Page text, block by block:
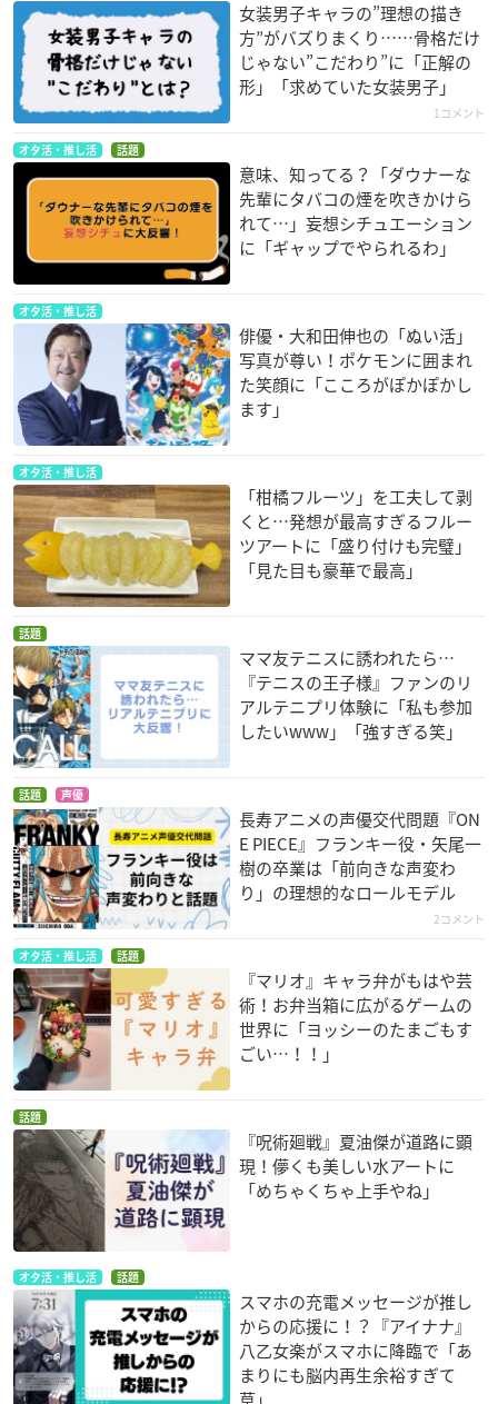
女装男子キャラの”理想の描き
方”がバズりまくり……骨格だけ
じゃない”こだわり”に「正解の
形」「求めていた女装男子」
1コメント
オタ活・推し活 話題
意味、知ってる？「ダウナーな
先輩にタバコの煙を吹きかけら
れて…」妄想シチュエーション
に「ギャップでやられるわ」
オタ活・推し活
俳優・大和田伸也の「ぬい活」
写真が尊い！ポケモンに囲まれ
た笑顔に「こころがぽかぽかし
ます」
オタ活・推し活
「柑橘フルーツ」を工夫して剥
くと…発想が最高すぎるフルー
ツアートに「盛り付けも完璧」
「見た目も豪華で最高」
話題
ママ友テニスに誘われたら…
『テニスの王子様』ファンのリ
アルテニプリ体験に「私も参加
したいwww」「強すぎる笑」
話題 声優
長寿アニメの声優交代問題『ON
E PIECE』フランキー役・矢尾一
樹の卒業は「前向きな声変わ
り」の理想的なロールモデル
2コメント
オタ活・推し活 話題
『マリオ』キャラ弁がもはや芸
術！お弁当箱に広がるゲームの
世界に「ヨッシーのたまごもす
ごい…！！」
話題
『呪術廻戦』夏油傑が道路に顕
現！儚くも美しい水アートに
「めちゃくちゃ上手やね」
オタ活・推し活 話題
スマホの充電メッセージが推し
からの応援に！？『アイナナ』
八乙女楽がスマホに降臨で「あ
まりにも脳内再生余裕すぎて
草」